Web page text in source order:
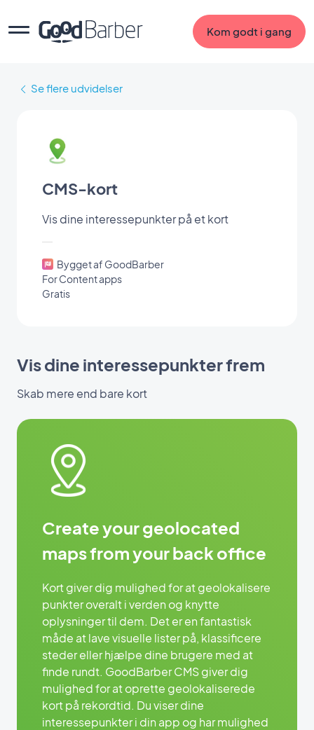
Kom godt i gang
Se flere udvidelser
CMS-kort
Vis dine interessepunkter på et kort
Bygget af GoodBarber
For Content apps
Gratis
Vis dine interessepunkter frem
Skab mere end bare kort
Create your geolocated
maps from your back office
Kort giver dig mulighed for at geolokalisere
punkter overalt i verden og knytte
oplysninger til dem. Det er en fantastisk
måde at lave visuelle lister på, klassificere
steder eller hjælpe dine brugere med at
finde rundt. GoodBarber CMS giver dig
mulighed for at oprette geolokaliserede
kort på rekordtid. Du viser dine
interessepunkter i din app og har mulighed